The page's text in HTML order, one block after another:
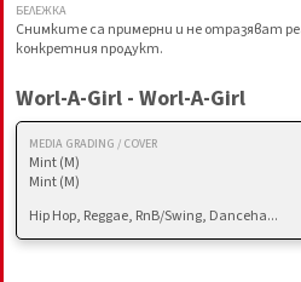
БЕЛЕЖКА
Снимките са примерни и не отразяват
конкретния продукт.
Worl-A-Girl - Worl-A-Girl
MEDIA GRADING / COVER
Mint (M)
Mint (M)
Hip Hop, Reggae, RnB/Swing, Danceha...